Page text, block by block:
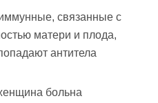
связанные с
матери и плода,
антитела
больна